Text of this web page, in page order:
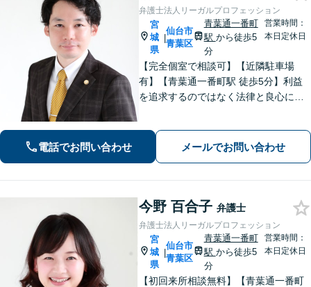
弁護士法人リーガルプロフェッション
宮
城
県
|
仙台市
青葉区
青葉通一番町
駅 から徒歩5
分
営業時間：
本日定休日
【完全個室で相談可】【近隣駐車場
有】【青葉通一番町駅 徒歩5分】利益
を追求するのではなく法律と良心に従
にお聞きしご要望に沿った解決をする
ように心がけています。お気軽にご相
電話でお問い合わせ メールでお問い合わせ
今野 百合子 弁護士
弁護士法人リーガルプロフェッション
宮
城
県
|
仙台市
青葉区
青葉通一番町
駅 から徒歩5
分
営業時間：
本日定休日
【初回来所相談無料】【青葉通一番町